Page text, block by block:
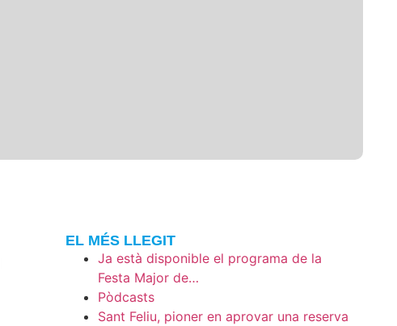
EL MÉS LLEGIT
Ja està disponible el programa de la
Festa Major de…
Pòdcasts
Sant Feliu, pioner en aprovar una reserva